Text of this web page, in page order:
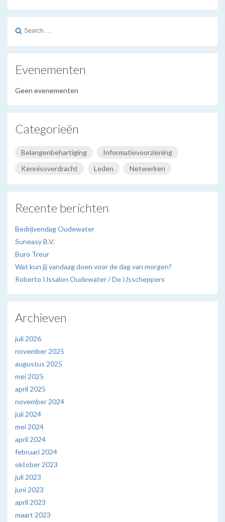
Search
Evenementen
Geen evenementen
Categorieën
Belangenbehartiging
Informatievoorziening
Kennisoverdracht
Leden Netwerken
Recente berichten
Bedrijvendag Oudewater
Suneasy B.V.
Buro Treur
Wat kun jij vandaag doen voor de dag van morgen?
Roberto IJssalon Oudewater / De IJsscheppers
Archieven
juli 2026
november 2025
augustus 2025
mei 2025
april 2025
november 2024
juli 2024
mei 2024
april 2024
februari 2024
oktober 2023
juli 2023
juni 2023
april 2023
maart 2023